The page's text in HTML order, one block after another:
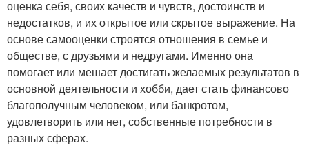
оценка себя, своих качеств и чувств, достоинств и
недостатков, и их открытое или скрытое выражение. На
основе самооценки строятся отношения в семье и
обществе, с друзьями и недругами. Именно она
помогает или мешает достигать желаемых результатов в
основной деятельности и хобби, дает стать финансово
благополучным человеком, или банкротом,
удовлетворить или нет, собственные потребности в
разных сферах.